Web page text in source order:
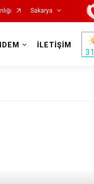
Sakarya
İLETİŞİM
31